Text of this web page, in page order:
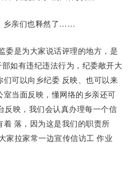
乡亲们也释然了……
委是为大家说话评理的地方，是
部如有违纪违法行为，纪委敞开大
可以向乡纪委 反映、也可以来
当面反映，懂网络的乡亲还可
反映，我们会认真办理每一个信
落，因为这是我们的职责所
家拉家常一边宣传信访工 作业